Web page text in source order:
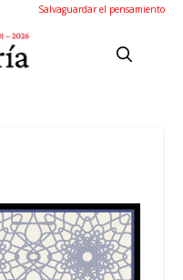
Salvaguardar el pensamiento